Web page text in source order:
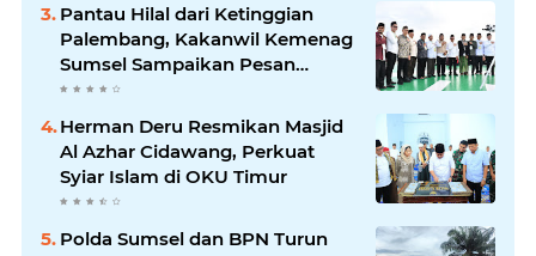
Pantau Hilal dari Ketinggian
Palembang, Kakanwil Kemenag
Sumsel Sampaikan Pesan
Kerukunan
Herman Deru Resmikan Masjid
Al Azhar Cidawang, Perkuat
Syiar Islam di OKU Timur
Polda Sumsel dan BPN Turun